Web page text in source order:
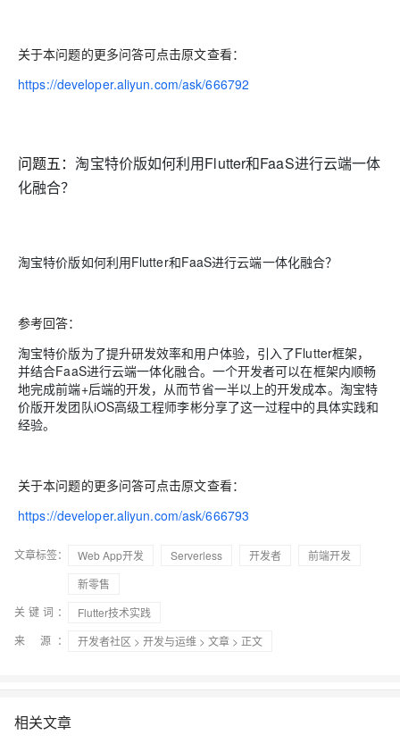
关于本问题的更多问答可点击原文查看：
https://developer.aliyun.com/ask/666792
问题五：淘宝特价版如何利用Flutter和FaaS进行云端一体
化融合？
淘宝特价版如何利用Flutter和FaaS进行云端一体化融合？
参考回答：
淘宝特价版为了提升研发效率和用户体验，引入了Flutter框架，
并结合FaaS进行云端一体化融合。一个开发者可以在框架内顺畅
地完成前端+后端的开发，从而节省一半以上的开发成本。淘宝特
价版开发团队iOS高级工程师李彬分享了这一过程中的具体实践和
经验。
关于本问题的更多问答可点击原文查看：
https://developer.aliyun.com/ask/666793
文章标签： Web App开发 Serverless 开发者
前端开发
新零售
关键词：
Flutter技术实践
来 源：
开发者社区 > 开发与运维 > 文章 > 正文
相关文章